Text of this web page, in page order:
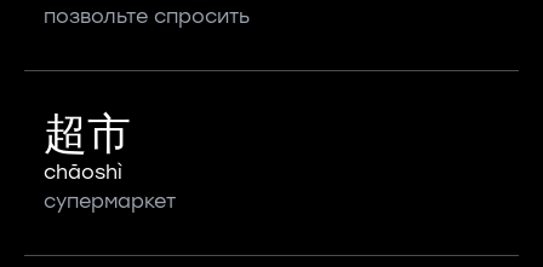
позвольте спросить
超市
chāoshì
супермаркет